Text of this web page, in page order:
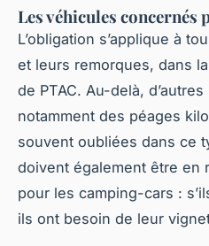
Les véhicules concernés
L’obligation s’applique à
et leurs remorques, dans
de PTAC. Au-delà,
notamment des péages
souvent oubliées dans ce
doivent également être en
pour les camping-cars :
ils ont besoin de leur